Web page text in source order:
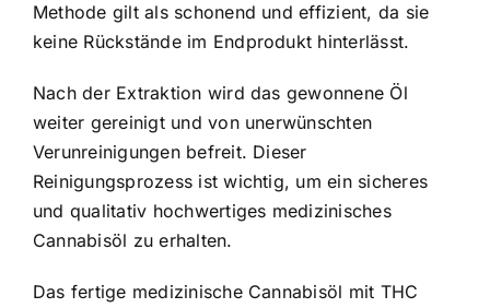
Methode gilt als schonend und effizient, da sie
keine Rückstände im Endprodukt hinterlässt.
Nach der Extraktion wird das gewonnene Öl
weiter gereinigt und von unerwünschten
Verunreinigungen befreit. Dieser
Reinigungsprozess ist wichtig, um ein sicheres
und qualitativ hochwertiges medizinisches
Cannabisöl zu erhalten.
Das fertige medizinische Cannabisöl mit THC